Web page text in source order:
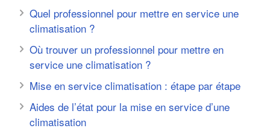
Quel professionnel pour mettre en service une
climatisation ?
Où trouver un professionnel pour mettre en
service une climatisation ?
Mise en service climatisation : étape par étape
Aides de l’état pour la mise en service d’une
climatisation